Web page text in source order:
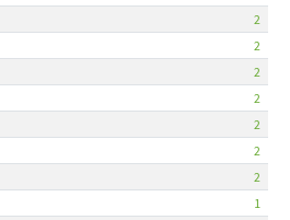
2
2
2
2
2
2
2
1